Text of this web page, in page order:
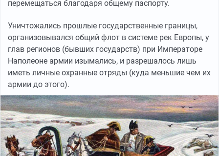
перемещаться благодаря общему паспорту.
Уничтожались прошлые государственные границы,
организовывался общий флот в системе рек Европы, у
глав регионов (бывших государств) при Императоре
Наполеоне армии изымались, и разрешалось лишь
иметь личные охранные отряды (куда меньшие чем их
армии до этого).